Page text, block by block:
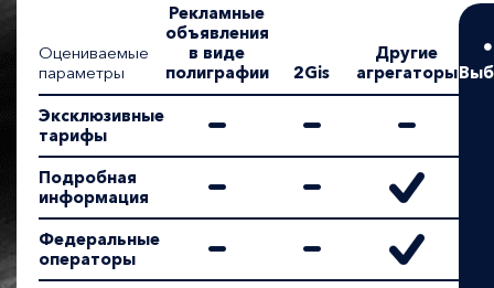
Оцениваемые
параметры
Рекламные
объявления
в виде
полиграфии
2Gis
Другие
агрегаторы
Эксклюзивные
тарифы
Подробная
информация
Федеральные
операторы